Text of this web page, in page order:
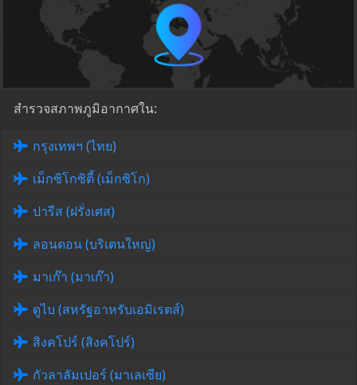
สำรวจสภาพภูมิอากาศใน:
กรุงเทพฯ (ไทย)
เม็กซิโกซิตี้ (เม็กซิโก)
ปารีส (ฝรั่งเศส)
ลอนดอน (บริเตนใหญ่)
มาเก๊า (มาเก๊า)
ดูไบ (สหรัฐอาหรับเอมิเรตส์)
สิงคโปร์ (สิงคโปร์)
กัวลาลัมเปอร์ (มาเลเซีย)